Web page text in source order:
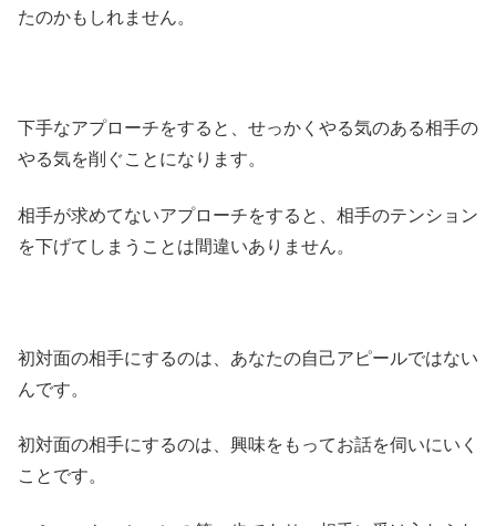
たのかもしれません。
下手なアプローチをすると、せっかくやる気のある相手の
やる気を削ぐことになります。
相手が求めてないアプローチをすると、相手のテンション
を下げてしまうことは間違いありません。
初対面の相手にするのは、あなたの自己アピールではない
んです。
初対面の相手にするのは、興味をもってお話を伺いにいく
ことです。